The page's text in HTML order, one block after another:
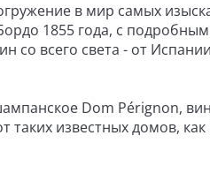
в мир самых
1855 года, с
со всего света - от
Dom Pérignon,
известных домов, как